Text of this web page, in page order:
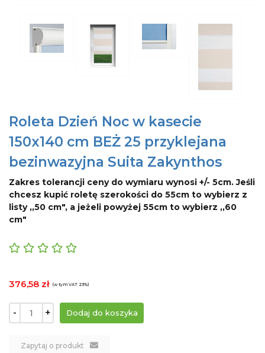
Roleta Dzień Noc w kasecie
150x140 cm BEŻ 25 przyklejana
bezinwazyjna Suita Zakynthos
Zakres tolerancji ceny do wymiaru wynosi +/- 5cm. Jeśli
chcesz kupić roletę szerokości do 55cm to wybierz z
listy ,,50 cm", a jeżeli powyżej 55cm to wybierz ,,60
cm"
376,58 zł (w tym VAT 23%)
- +
Zapytaj o produkt